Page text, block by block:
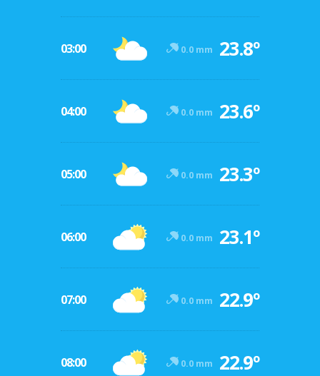
03:00 0.0 mm 23.8º
04:00 0.0 mm 23.6º
05:00 0.0 mm 23.3º
06:00 0.0 mm 23.1º
07:00 0.0 mm 22.9º
08:00 0.0 mm 22.9º